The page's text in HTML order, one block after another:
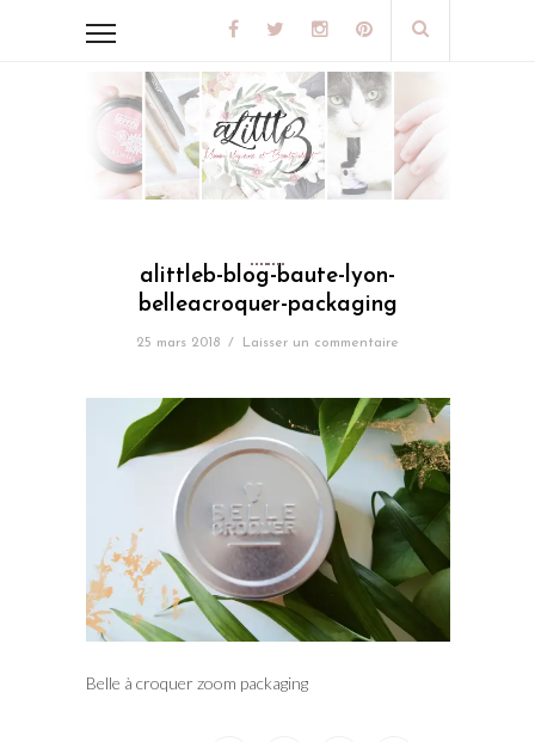
alittleb-blog-baute-lyon-
belleacroquer-packaging
25 mars 2018 / Laisser un commentaire
Belle à croquer zoom packaging